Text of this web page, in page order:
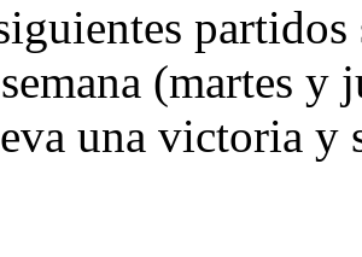
partidos
(martes y
una victoria y